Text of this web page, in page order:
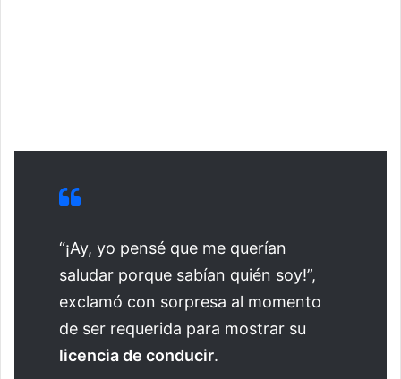
“¡Ay, yo pensé que me querían
saludar porque sabían quién soy!”,
exclamó con sorpresa al momento
de ser requerida para mostrar su
licencia de conducir.